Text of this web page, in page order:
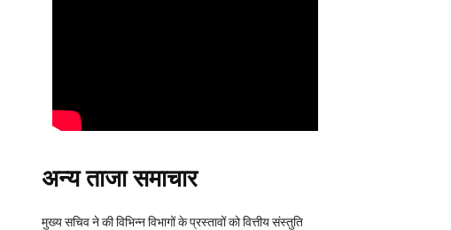
अन्य ताजा समाचार
मुख्य सचिव ने की विभिन्न विभागों के प्रस्तावों को वित्तीय संस्तुति